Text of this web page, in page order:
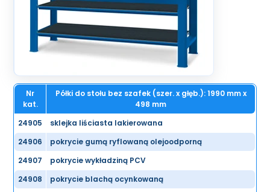
Nr
kat.
Półki do stołu bez szafek (szer. x głęb.): 1990 mm x
498 mm
24905
sklejka liściasta lakierowana
24906
pokrycie gumą ryflowaną olejoodporną
24907
pokrycie wykładziną PCV
24908
pokrycie blachą ocynkowaną